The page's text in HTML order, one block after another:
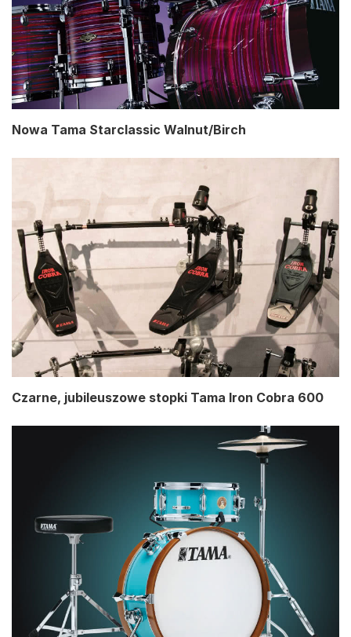
Nowa Tama Starclassic Walnut/Birch
Czarne, jubileuszowe stopki Tama Iron Cobra 600